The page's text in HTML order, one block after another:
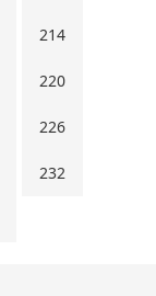
214
220
226
232